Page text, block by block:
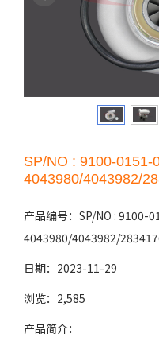
SP/NO : 9100-0151-
4043980/4043982/
产品编号：SP/NO : 9100-
4043980/4043982/
日期：2023-11-29
浏览：2,585
产品简介：